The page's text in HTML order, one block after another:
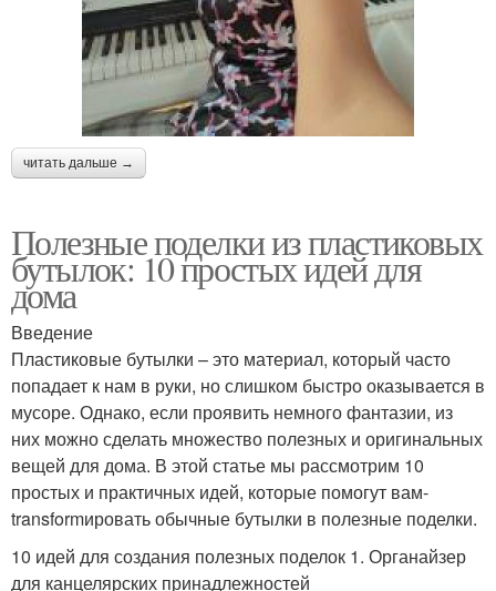
читать дальше →
Полезные поделки из пластиковых
бутылок: 10 простых идей для
дома
Введение
Пластиковые бутылки – это материал, который часто
попадает к нам в руки, но слишком быстро оказывается в
мусоре. Однако, если проявить немного фантазии, из
них можно сделать множество полезных и оригинальных
вещей для дома. В этой статье мы рассмотрим 10
простых и практичных идей, которые помогут вам-
transformировать обычные бутылки в полезные поделки.
10 идей для создания полезных поделок 1. Органайзер
для канцелярских принадлежностей